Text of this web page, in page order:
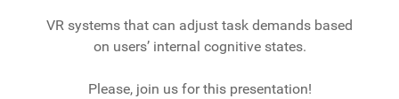
VR systems that can adjust task demands based
on users’ internal cognitive states.
Please, join us for this presentation!